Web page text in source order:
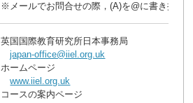
※メールでお問合せの際，(A)を@に書き換え
英国国際教育研究所日本事務局
japan-office@iiel.org.uk
ホームページ
www.iiel.org.uk
コースの案内ページ